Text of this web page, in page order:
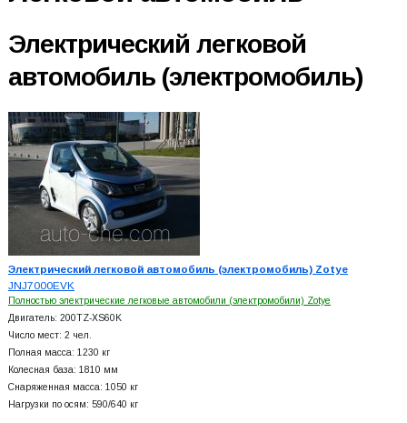
Электрический легковой
автомобиль (электромобиль)
Электрический легковой автомобиль (электромобиль) Zotye
JNJ7000EVK
Полностью электрические легковые автомобили (электромобили) Zotye
Двигатель: 200TZ-XS60K
Число мест: 2 чел.
Полная масса: 1230 кг
Колесная база: 1810 мм
Снаряженная масса: 1050 кг
Нагрузки по осям: 590/640 кг